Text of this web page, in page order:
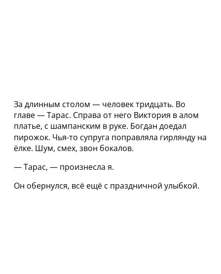
За длинным столом — человек тридцать. Во
главе — Тарас. Справа от него Виктория в алом
платье, с шампанским в руке. Богдан доедал
пирожок. Чья‑то супруга поправляла гирлянду на
ёлке. Шум, смех, звон бокалов.
— Тарас, — произнесла я.
Он обернулся, всё ещё с праздничной улыбкой.